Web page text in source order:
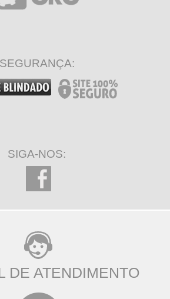
SEGURANÇA:
SIGA-NOS:
DE ATENDIMENTO